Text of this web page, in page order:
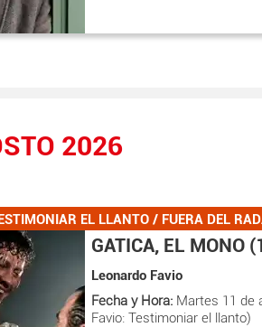
2026
EL LLANTO / FUERA DEL
GATICA, EL MONO
Leonardo Favio
Fecha y Hora: Martes 11 de
Favio: Testimoniar el llanto)